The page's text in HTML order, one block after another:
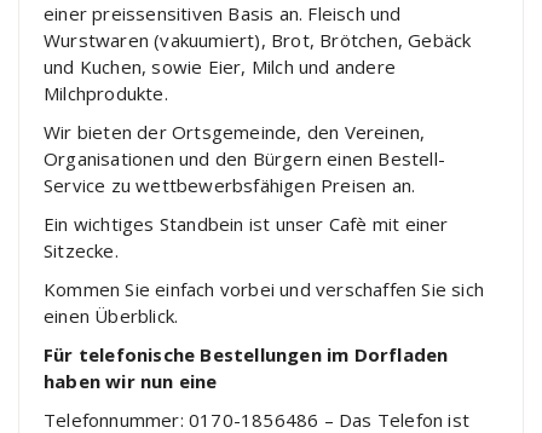
einer preissensitiven Basis an. Fleisch und
Wurstwaren (vakuumiert), Brot, Brötchen, Gebäck
und Kuchen, sowie Eier, Milch und andere
Milchprodukte.
Wir bieten der Ortsgemeinde, den Vereinen,
Organisationen und den Bürgern einen Bestell-
Service zu wettbewerbsfähigen Preisen an.
Ein wichtiges Standbein ist unser Cafè mit einer
Sitzecke.
Kommen Sie einfach vorbei und verschaffen Sie sich
einen Überblick.
Für telefonische Bestellungen im Dorfladen
haben wir nun eine
Telefonnummer: 0170-1856486 – Das Telefon ist